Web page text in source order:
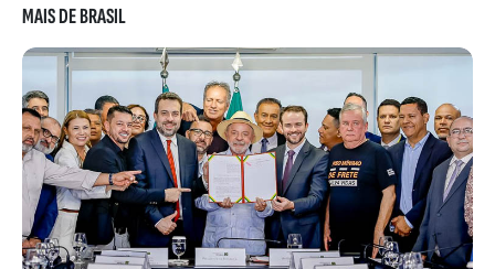
MAIS DE BRASIL